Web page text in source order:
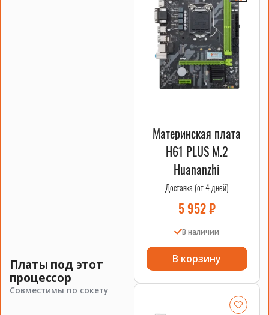
Платы под этот
процессор
Совместимы по сокету
Материнская плата
H61 PLUS M.2
Huananzhi
Доставка (от 4 дней)
5 952₽
В наличии
В корзину